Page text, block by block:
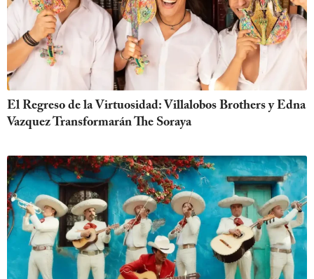
El Regreso de la Virtuosidad: Villalobos Brothers y Edna
Vazquez Transformarán The Soraya